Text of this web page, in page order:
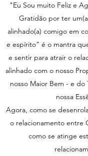
"Eu Sou muito Feliz e
Gratidão por ter
alinhado(a) comigo em
e espírito" é o mantra
e sentir para atrair o
alinhado com o nosso
nosso Maior Bem - e
nossa
Agora, como se
o relacionamento entre
como se atinge